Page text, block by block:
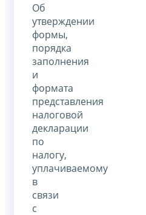
Об
утверждении
формы,
порядка
заполнения
и
формата
представления
налоговой
декларации
по
налогу,
уплачиваемому
в
связи
с